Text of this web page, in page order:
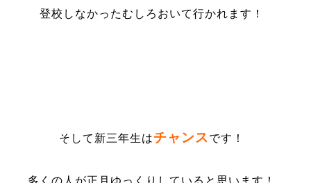
登校しなかったむしろおいて行かれます！
そして新三年生はチャンス です！
多くの人が正月ゆっくりしていると思います！